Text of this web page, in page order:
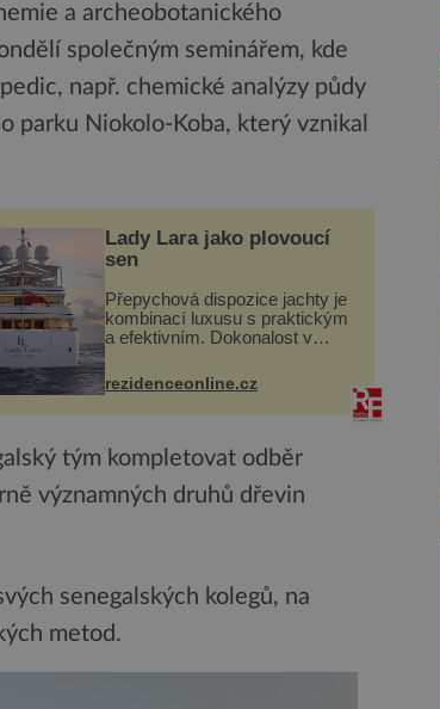
a archeobotanického
společným seminářem, kde
např. chemické analýzy půdy
parku Niokolo-Koba, který vznikal
Lady Lara jako plovoucí
sen
Přepychová dispozice jachty je
kombinací luxusu s praktickým
a efektivním. Dokonalost v
značka Fendi Casa, kterou byly
vybaveny její paluby. Monacký
přístav nabízí každoročn...
rezidenceonline.cz
tým kompletovat odběr
významných druhů dřevin
senegalských kolegů, na
metod.